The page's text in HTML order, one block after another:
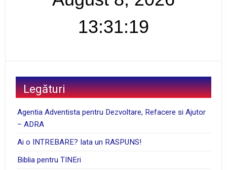
13:31:19
Legături
Agentia Adventista pentru Dezvoltare, Refacere si Ajutor
– ADRA
Ai o INTREBARE? Iata un RASPUNS!
Biblia pentru TINEri